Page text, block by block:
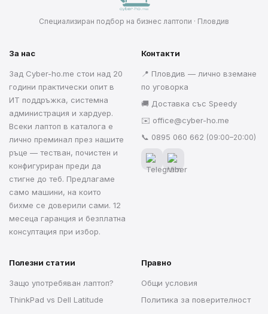
Специализиран подбор на бизнес лаптопи · Пловдив
За нас
Зад Cyber-ho.me стои над 20
години практически опит в
ИТ поддръжка, системна
администрация и хардуер.
Всеки лаптоп в каталога е
лично преминал през нашите
ръце — тестван, почистен и
конфигуриран преди да
стигне до теб. Предлагаме
само машини, на които
бихме се доверили сами. 12
месеца гаранция и безплатна
консултация при избор.
Контакти
📍 Пловдив — лично вземане
по уговорка
🚚 Доставка със Speedy
✉️ office@cyber-ho.me
📞 0895 060 662 (09:00–20:00)
Полезни статии
Защо употребяван лаптоп?
ThinkPad vs Dell Latitude
Правно
Общи условия
Политика за поверителност